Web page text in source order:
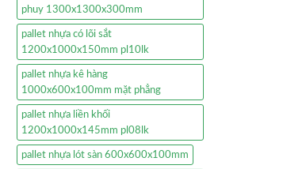
phuy 1300x1300x300mm
pallet nhựa có lõi sắt
1200x1000x150mm pl10lk
pallet nhựa kê hàng
1000x600x100mm mặt phẳng
pallet nhựa liền khối
1200x1000x145mm pl08lk
pallet nhựa lót sàn 600x600x100mm